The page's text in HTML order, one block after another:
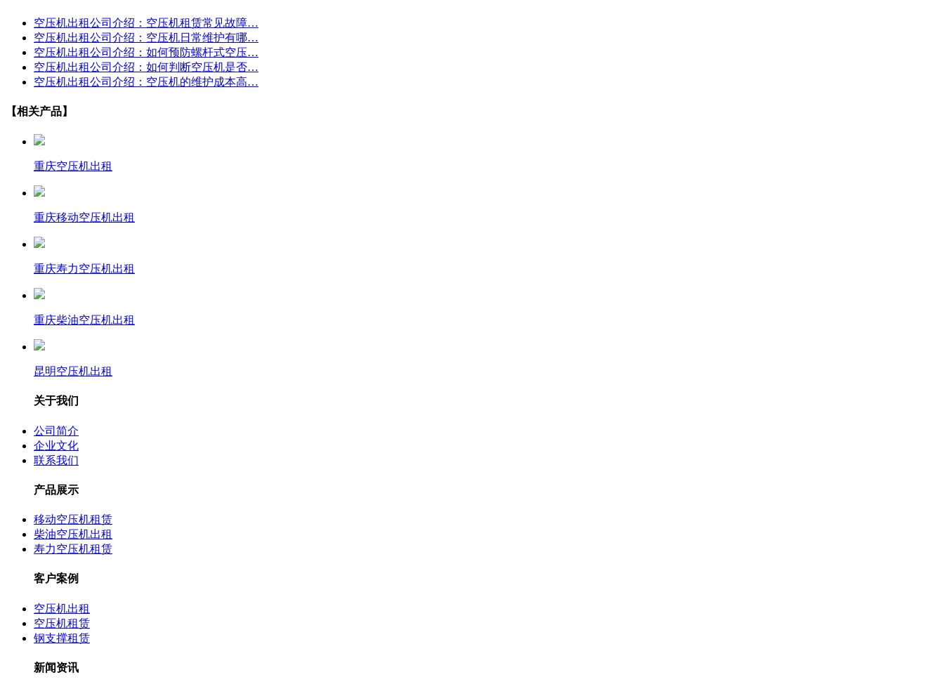
空压机出租公司介绍：空压机租赁常见故障…
空压机出租公司介绍：空压机日常维护有哪…
空压机出租公司介绍：如何预防螺杆式空压…
空压机出租公司介绍：如何判断空压机是否…
空压机出租公司介绍：空压机的维护成本高…
【相关产品】
重庆空压机出租
重庆移动空压机出租
重庆寿力空压机出租
重庆柴油空压机出租
昆明空压机出租
关于我们
公司简介
企业文化
联系我们
产品展示
移动空压机租赁
柴油空压机出租
寿力空压机租赁
客户案例
空压机出租
空压机租赁
钢支撑租赁
新闻资讯